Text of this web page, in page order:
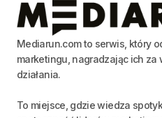
Mediarun.com to serwis, który
marketingu, nagradzając ich
działania.
To miejsce, gdzie wiedza